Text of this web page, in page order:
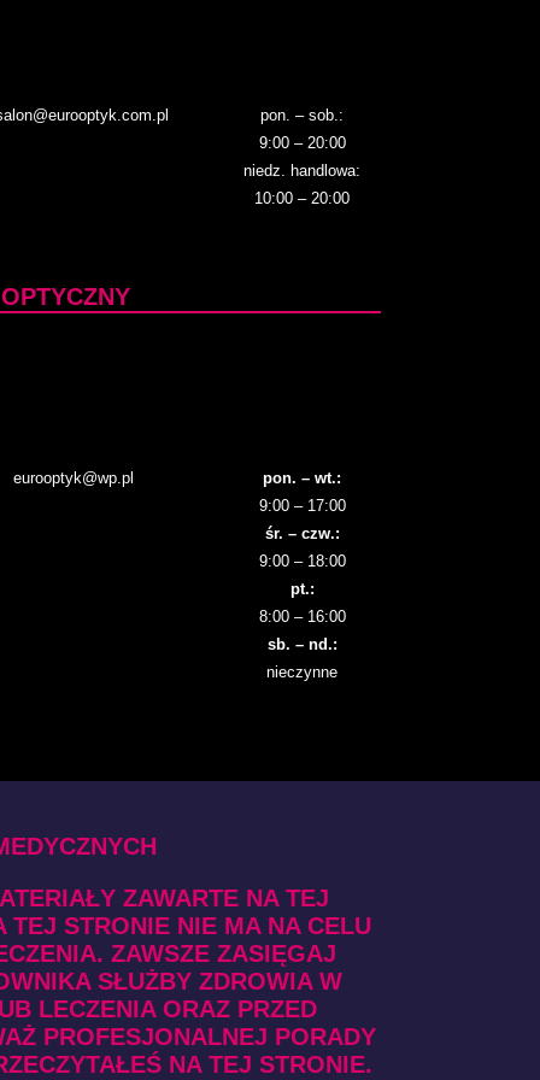
pon. – sob.:
9:00 – 20:00
niedz. handlowa:
10:00 – 20:00
eurooptyk@wp.pl
pon. – wt.:
9:00 – 17:00
śr. – czw.:
9:00 – 18:00
pt.:
8:00 – 16:00
sb. – nd.:
nieczynne
ZAWARTE NA TEJ
STRONIE NIE MA NA CELU
ZAWSZE ZASIĘGAJ
SŁUŻBY ZDROWIA W
LECZENIA ORAZ PRZED
PROFESJONALNEJ PORADY
NA TEJ STRONIE.